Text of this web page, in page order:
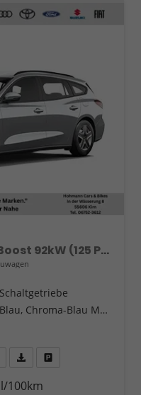
ST-Line (ST-Line) 1.0 EcoBoost 92kW (125 PS) 6-Gang Schaltgetriebe
Schaltgetriebe
Blau, Chroma-Blau Metallic (PN4FT0)
Wir rufen Sie anFahrzeugexposé (PDF)
100km